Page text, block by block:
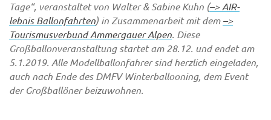
Tage“, veranstaltet von Walter & Sabine Kuhn (–> AIR-
lebnis Ballonfahrten) in Zusammenarbeit mit dem–>
Tourismusverbund Ammergauer Alpen. Diese
Großballonveranstaltung startet am 28.12. und endet am
5.1.2019. AlleModellballonfahrer sind herzlich eingeladen,
auch nach Ende des DMFV Winterballooning, dem Event
der Großballöner beizuwohnen.